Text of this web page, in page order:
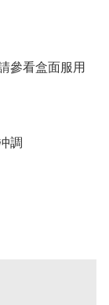
參看盒面服用
調